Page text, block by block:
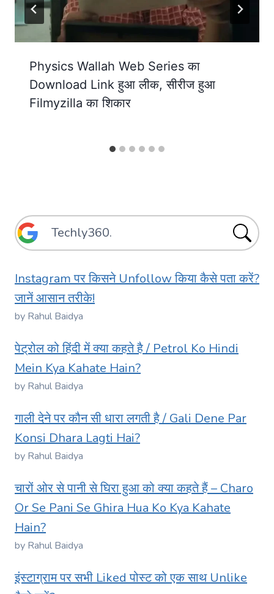
Physics Wallah Web Series का
Download Link हुआ लीक, सीरीज हुआ
Filmyzilla का शिकार
Instagram पर किसने Unfollow किया कैसे पता करें?
जानें आसान तरीके!
by Rahul Baidya
पेट्रोल को हिंदी में क्या कहते है / Petrol Ko Hindi
Mein Kya Kahate Hain?
by Rahul Baidya
गाली देने पर कौन सी धारा लगती है / Gali Dene Par
Konsi Dhara Lagti Hai?
by Rahul Baidya
चारों ओर से पानी से घिरा हुआ को क्या कहते हैं – Charo
Or Se Pani Se Ghira Hua Ko Kya Kahate
Hain?
by Rahul Baidya
इंस्टाग्राम पर सभी Liked पोस्ट को एक साथ Unlike